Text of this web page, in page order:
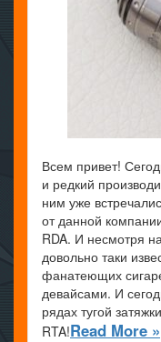
Всем привет!
и редкий
ним уже
от данной
RDA. И несмотря
довольно таки
фанатеющих
девайсами. И
рядах тугой
RTA!Read More »